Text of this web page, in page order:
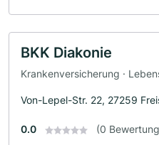
BKK Diakonie
Krankenversicherung ·
Von-Lepel-Str. 22, 27259
0.0 (0